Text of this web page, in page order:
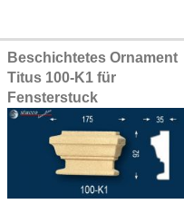
Beschichtetes Ornament
Titus 100-K1 für
Fensterstuck